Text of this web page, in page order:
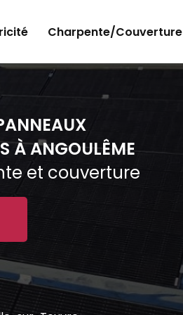
Charpente/Couverture
À ANGOULÊME
et couverture